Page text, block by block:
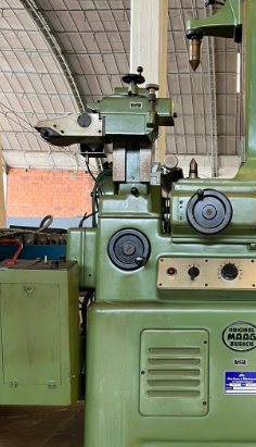
per cercare o ESC per chiudere